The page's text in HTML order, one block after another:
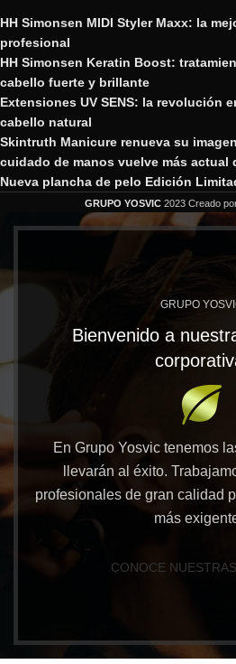
HH Simonsen MIDI Styler Maxx: la
profesional
HH Simonsen Keratin Boost:
cabello fuerte y brillante
Extensiones UV SENS: la revolución
cabello natural
Skintruth Manicure renueva su
cuidado de manos vuelve más actual
Nueva plancha de pelo Edición
GRUPO YOSVIC 2023 Creado
GRUPO
Bienvenido a
En Grupo Yosvic tenemos
llevarán al éxito.
profesionales de gran calidad
más
CONOCE